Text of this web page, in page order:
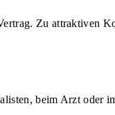
Zu attraktiven
beim Arzt oder